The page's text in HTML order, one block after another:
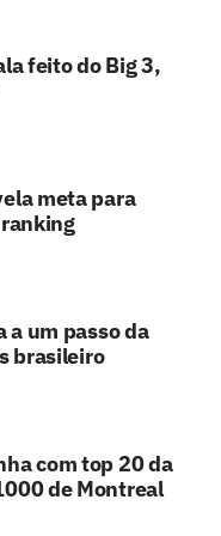
feito do Big 3,
meta para
a um passo da
brasileiro
com top 20 da
de Montreal